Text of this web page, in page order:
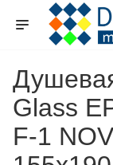
Glass
F-1